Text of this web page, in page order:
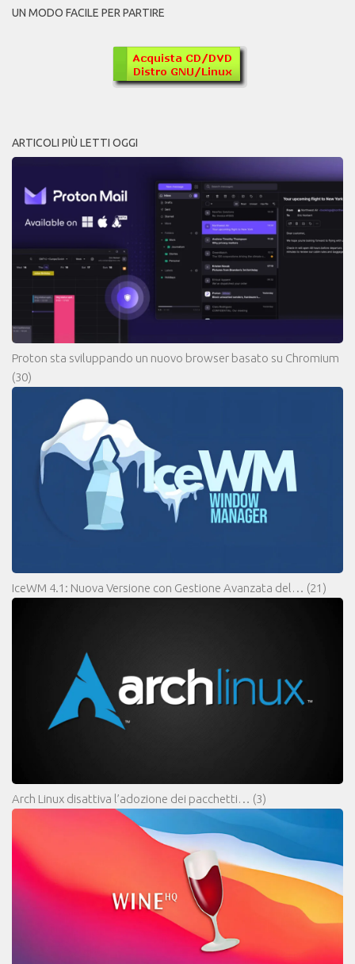
UN MODO FACILE PER PARTIRE
ARTICOLI PIÙ LETTI OGGI
Proton sta sviluppando un nuovo browser basato su Chromium
(30)
IceWM 4.1: Nuova Versione con Gestione Avanzata del… (21)
Arch Linux disattiva l’adozione dei pacchetti… (3)